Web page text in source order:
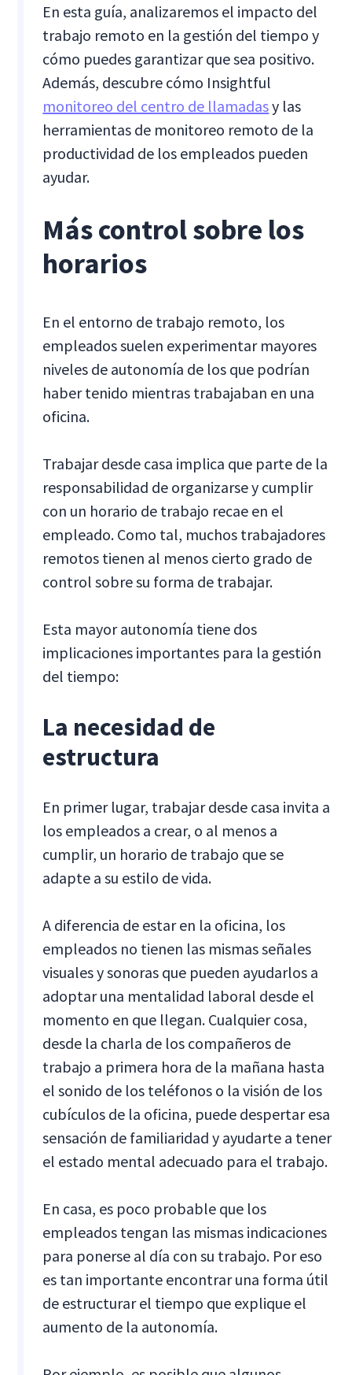
En esta guía, analizaremos el impacto del
trabajo remoto en la gestión del tiempo y
cómo puedes garantizar que sea positivo.
Además, descubre cómo Insightful
monitoreo del centro de llamadasy las
herramientas de monitoreo remoto de la
productividad de los empleados pueden
ayudar.
Más control sobre los
horarios
En el entorno de trabajo remoto, los
empleados suelen experimentar mayores
niveles de autonomía de los que podrían
haber tenido mientras trabajaban en una
oficina.
Trabajar desde casa implica que parte de la
responsabilidad de organizarse y cumplir
con un horario de trabajo recae en el
empleado. Como tal, muchos trabajadores
remotos tienen al menos cierto grado de
control sobre su forma de trabajar.
Esta mayor autonomía tiene dos
implicaciones importantes para la gestión
del tiempo:
La necesidad de
estructura
En primer lugar, trabajar desde casa invita a
los empleados a crear, o al menos a
cumplir, un horario de trabajo que se
adapte a su estilo de vida.
A diferencia de estar en la oficina, los
empleados no tienen las mismas señales
visuales y sonoras que pueden ayudarlos a
adoptar una mentalidad laboral desde el
momento en que llegan. Cualquier cosa,
desde la charla de los compañeros de
trabajo a primera hora de la mañana hasta
el sonido de los teléfonos o la visión de los
cubículos de la oficina, puede despertar esa
sensación de familiaridad y ayudarte a tener
el estado mental adecuado para el trabajo.
En casa, es poco probable que los
empleados tengan las mismas indicaciones
para ponerse al día con su trabajo. Por eso
es tan importante encontrar una forma útil
de estructurar el tiempo que explique el
aumento de la autonomía.